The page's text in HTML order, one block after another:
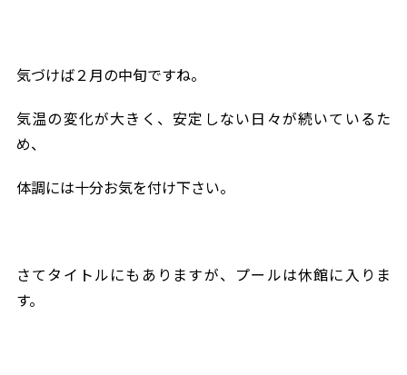
気づけば２月の中旬ですね。
気温の変化が大きく、安定しない日々が続いているた
め、
体調には十分お気を付け下さい。
さてタイトルにもありますが、プールは休館に入りま
す。